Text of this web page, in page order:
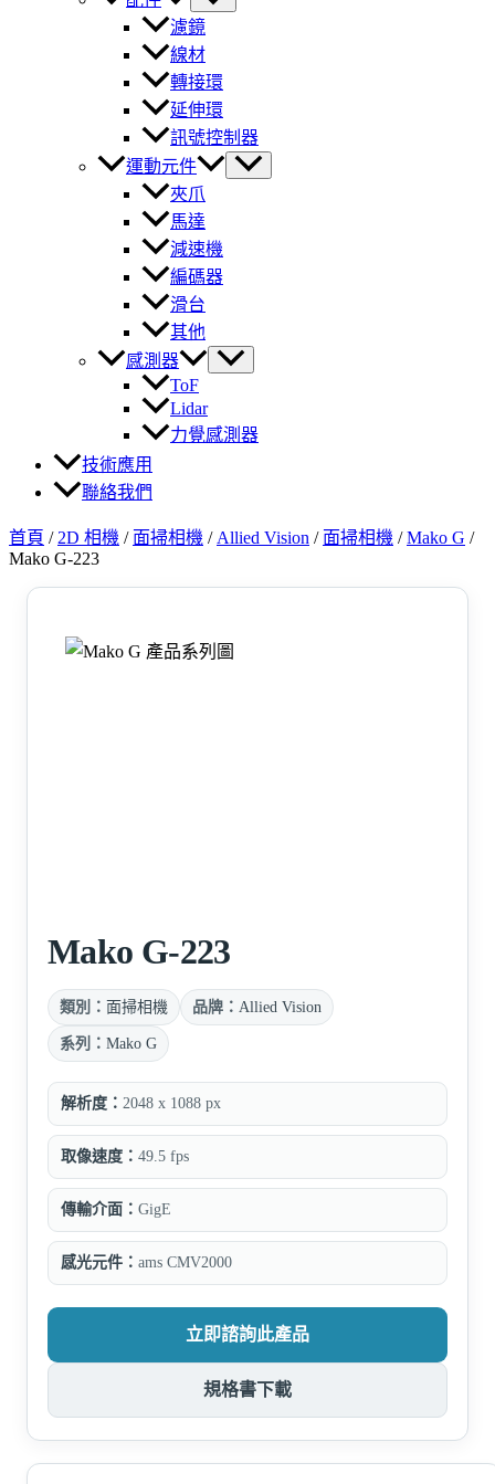
濾鏡
線材
轉接環
延伸環
訊號控制器
運動元件
夾爪
馬達
減速機
編碼器
滑台
其他
感測器
ToF
Lidar
力覺感測器
技術應用
聯絡我們
首頁 / 2D 相機 / 面掃相機 / Allied Vision / 面掃相機 /Mako G /
Mako G-223
Mako G-223
類別： 面掃相機 品牌： Allied Vision
系列： Mako G
解析度： 2048 x 1088 px
取像速度： 49.5 fps
傳輸介面： GigE
感光元件： ams CMV2000
立即諮詢此產品
規格書下載